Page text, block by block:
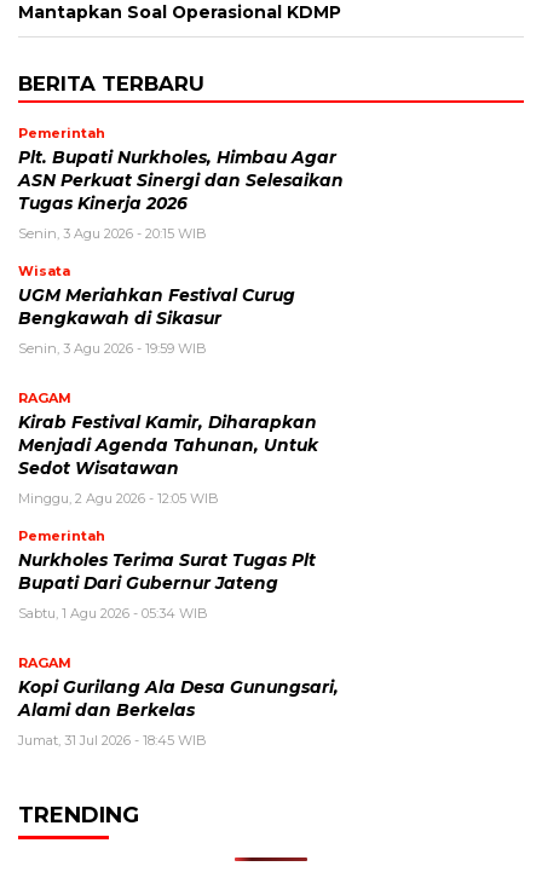
Mantapkan Soal Operasional KDMP
BERITA TERBARU
Pemerintah
Plt. Bupati Nurkholes, Himbau Agar
ASN Perkuat Sinergi dan Selesaikan
Tugas Kinerja 2026
Senin, 3 Agu 2026 - 20:15 WIB
Wisata
UGM Meriahkan Festival Curug
Bengkawah di Sikasur
Senin, 3 Agu 2026 - 19:59 WIB
RAGAM
Kirab Festival Kamir, Diharapkan
Menjadi Agenda Tahunan, Untuk
Sedot Wisatawan
Minggu, 2 Agu 2026 - 12:05 WIB
Pemerintah
Nurkholes Terima Surat Tugas Plt
Bupati Dari Gubernur Jateng
Sabtu, 1 Agu 2026 - 05:34 WIB
RAGAM
Kopi Gurilang Ala Desa Gunungsari,
Alami dan Berkelas
Jumat, 31 Jul 2026 - 18:45 WIB
TRENDING